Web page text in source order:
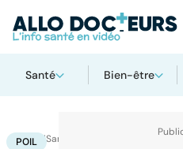
Santé Bien-être
AccueilSanté
POIL